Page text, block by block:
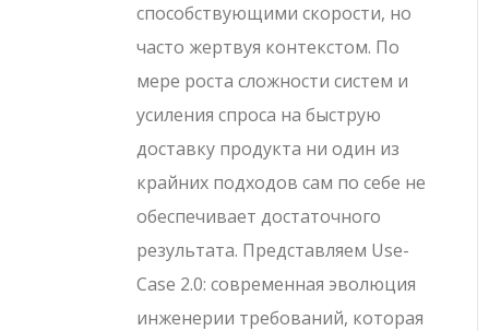
способствующими скорости, но
часто жертвуя контекстом. По
мере роста сложности систем и
усиления спроса на быструю
доставку продукта ни один из
крайних подходов сам по себе не
обеспечивает достаточного
результата. Представляем Use-
Case 2.0: современная эволюция
инженерии требований, которая